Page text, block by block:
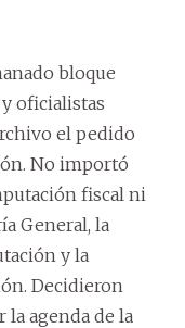
bloque
oficialistas
el pedido
No importó
fiscal ni
General, la
y la
Decidieron
agenda de la